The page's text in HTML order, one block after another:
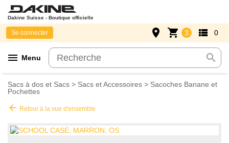
Dakine Suisse - Boutique officielle
menu Menu search
Se connecter place shopping_cart 3 view_list 0
Sacs à dos et Sacs > Sacs et Accessoires > Sacoches Banane et
Pochettes
arrow_back Retour à la vue d'ensemble